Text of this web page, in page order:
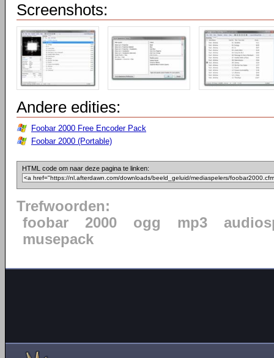
Screenshots:
Andere edities:
Foobar 2000 Free Encoder Pack
Foobar 2000 (Portable)
HTML code om naar deze pagina te linken:
Trefwoorden:
foobar
2000 ogg mp3
musepack